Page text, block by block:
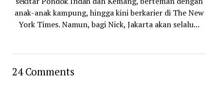
anak-anak kampung, hingga kini berkarier di The New
York Times. Namun, bagi Nick, Jakarta akan selalu...
24 Comments